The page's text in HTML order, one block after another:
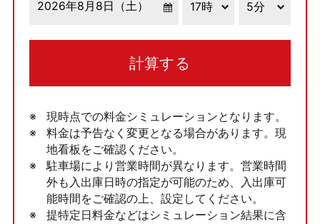
計算する
現時点での料金シミュレーションとなります。
料金は予告なく変更となる場合があります。現
地看板をご確認ください。
駐車場により営業時間が異なります。営業時間
外も入出庫日時の指定が可能のため、入出庫可
能時間をご確認の上、設定してください。
提特定日料金などはシミュレーション結果に含